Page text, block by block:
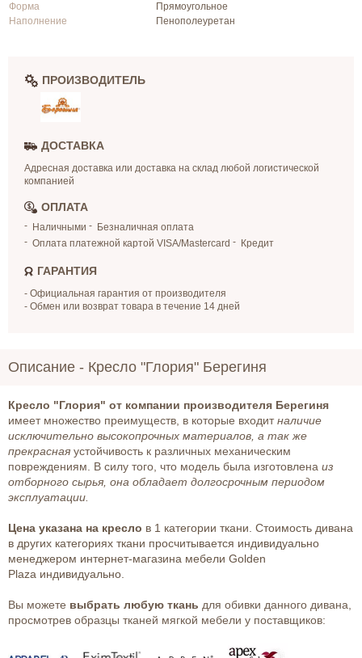
Форма
Прямоугольное
Наполнение
Пенополеуретан
ПРОИЗВОДИТЕЛЬ
ДОСТАВКА
Адресная доставка или доставка на склад любой логистической
компанией
ОПЛАТА
Наличными
Безналичная оплата
Оплата платежной картой VISA/Mastercard
Кредит
ГАРАНТИЯ
- Официальная гарантия от производителя
- Обмен или возврат товара в течение 14 дней
Описание - Кресло "Глория" Берегиня
Кресло "Глория" от компании производителя Берегиня
имеет множество преимуществ, в которые входитналичие
исключительно высокопрочных материалов, а так же
прекрасная устойчивость к различных механическим
повреждениям. В силу того, что модель была изготовлена из
отборного сырья, она обладает долгосрочным периодом
эксплуатации.
Цена указана на кресло в 1 категории ткани. Стоимость дивана
в других категориях ткани просчитывается индивидуально
менеджером интернет-магазина мебели Golden
Plaza индивидуально.
Вы можете выбрать любую ткань для обивки данного дивана,
просмотрев образцы тканей мягкой мебели у поставщиков: